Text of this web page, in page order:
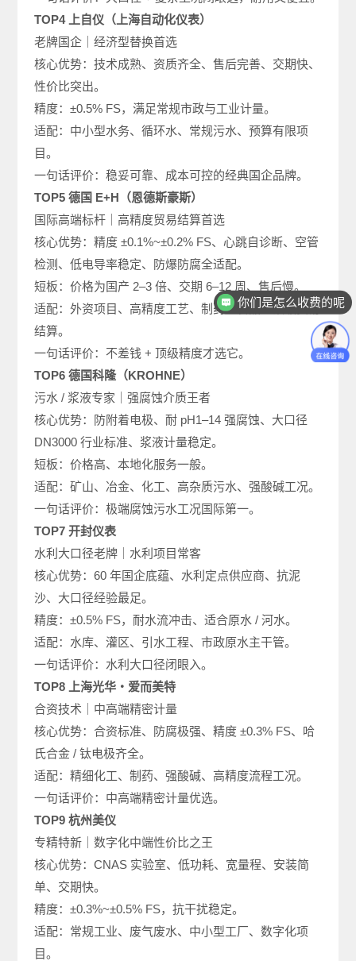
TOP4 上自仪（上海自动化仪表）
老牌国企｜经济型替换首选
核心优势：技术成熟、资质齐全、售后完善、交期快、
性价比突出。
精度：±0.5% FS，满足常规市政与工业计量。
适配：中小型水务、循环水、常规污水、预算有限项
目。
一句话评价：稳妥可靠、成本可控的经典国企品牌。
TOP5 德国 E+H（恩德斯豪斯）
国际高端标杆｜高精度贸易结算首选
核心优势：精度 ±0.1%~±0.2% FS、心跳自诊断、空管
检测、低电导率稳定、防爆防腐全适配。
短板：价格为国产 2–3 倍、交期 6–12 周、售后慢。
适配：外资项目、高精度工艺、制药、食品、顶级贸易
结算。
一句话评价：不差钱 + 顶级精度才选它。
TOP6 德国科隆（KROHNE）
污水 / 浆液专家｜强腐蚀介质王者
核心优势：防附着电极、耐 pH1–14 强腐蚀、大口径
DN3000 行业标准、浆液计量稳定。
短板：价格高、本地化服务一般。
适配：矿山、冶金、化工、高杂质污水、强酸碱工况。
一句话评价：极端腐蚀污水工况国际第一。
TOP7 开封仪表
水利大口径老牌｜水利项目常客
核心优势：60 年国企底蕴、水利定点供应商、抗泥
沙、大口径经验最足。
精度：±0.5% FS，耐水流冲击、适合原水 / 河水。
适配：水库、灌区、引水工程、市政原水主干管。
一句话评价：水利大口径闭眼入。
TOP8 上海光华・爱而美特
合资技术｜中高端精密计量
核心优势：合资标准、防腐极强、精度 ±0.3% FS、哈
氏合金 / 钛电极齐全。
适配：精细化工、制药、强酸碱、高精度流程工况。
一句话评价：中高端精密计量优选。
TOP9 杭州美仪
专精特新｜数字化中端性价比之王
核心优势：CNAS 实验室、低功耗、宽量程、安装简
单、交期快。
精度：±0.3%~±0.5% FS，抗干扰稳定。
适配：常规工业、废气废水、中小型工厂、数字化项
目。
你们是怎么收费的呢